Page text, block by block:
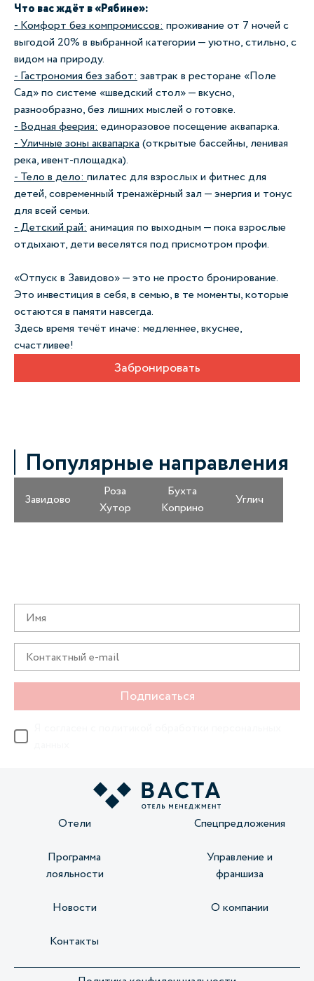
Что вас ждёт в «Рябине»:
- Комфорт без компромиссов:проживание от 7 ночей с
выгодой 20% в выбранной категории — уютно, стильно, с
видом на природу.
- Гастрономия без забот:завтрак в ресторане «Поле
Сад» по системе «шведский стол» — вкусно,
разнообразно, без лишних мыслей о готовке.
- Водная феерия:единоразовое посещение аквапарка.
- Уличные зоны аквапарка(открытые бассейны, ленивая
река, ивент-площадка).
- Тело в дело:пилатес для взрослых и фитнес для
детей, современный тренажёрный зал — энергия и тонус
для всей семьи.
- Детский рай:анимация по выходным — пока взрослые
отдыхают, дети веселятся под присмотром профи.
«Отпуск в Завидово» — это не просто бронирование.
Это инвестиция в себя, в семью, в те моменты, которые
остаются в памяти навсегда.
Здесь время течёт иначе: медленнее, вкуснее,
счастливее!
Забронировать
Популярные направления
Завидово
Роза
Хутор
Бухта
Коприно
Углич
Подписаться
Отели Спецпредложения
Программа
лояльности
Управление и
франшиза
Новости О компании
Контакты